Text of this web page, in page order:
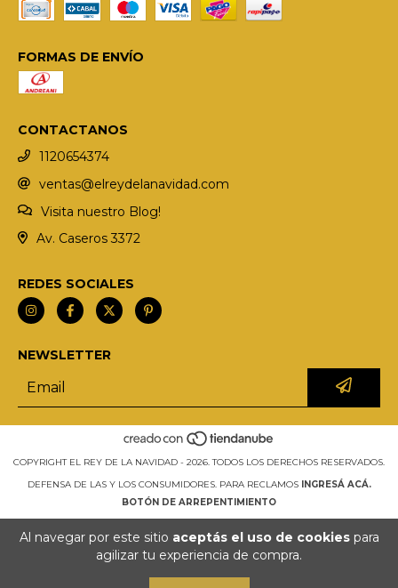
Al navegar por este sitio aceptás el uso de cookiespara
agilizar tu experiencia de compra.
FORMAS DE ENVÍO
CONTACTANOS
1120654374
ventas@elreydelanavidad.com
Visita nuestro Blog!
Av. Caseros 3372
REDES SOCIALES
NEWSLETTER
COPYRIGHT EL REY DE LA NAVIDAD - 2026. TODOS LOS DERECHOS RESERVADOS.
DEFENSA DE LAS Y LOS CONSUMIDORES. PARA RECLAMOS INGRESÁ ACÁ.
BOTÓN DE ARREPENTIMIENTO